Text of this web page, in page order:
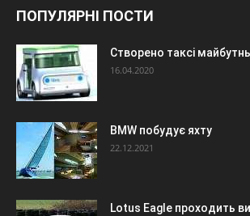
ПОПУЛЯРНІ ПОСТИ
Створено таксі
16.04.2020
BMW побудує яхту
22.12.2021
Lotus Eagle проходить